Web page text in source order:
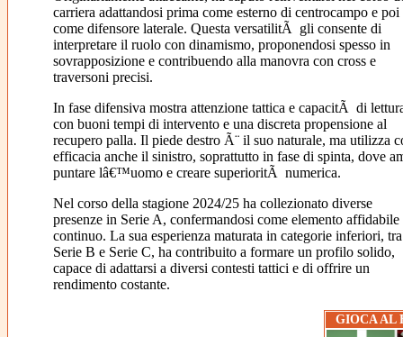
carriera adattandosi prima come esterno di centrocampo e poi
come difensore laterale. Questa versatilitÃ gli consente di
interpretare il ruolo con dinamismo, proponendosi spesso in
sovrapposizione e contribuendo alla manovra con cross e
traversoni precisi.
In fase difensiva mostra attenzione tattica e capacitÃ di
con buoni tempi di intervento e una discreta propensione al
recupero palla. Il piede destro Ã¨ il suo naturale, ma utilizza
efficacia anche il sinistro, soprattutto in fase di spinta, dove
puntare lâ€™uomo e creare superioritÃ numerica.
Nel corso della stagione 2024/25 ha collezionato diverse
presenze in Serie A, confermandosi come elemento affidabile
continuo. La sua esperienza maturata in categorie inferiori, tra
Serie B e Serie C, ha contribuito a formare un profilo solido,
capace di adattarsi a diversi contesti tattici e di offrire un
rendimento costante.
GIOCA AL